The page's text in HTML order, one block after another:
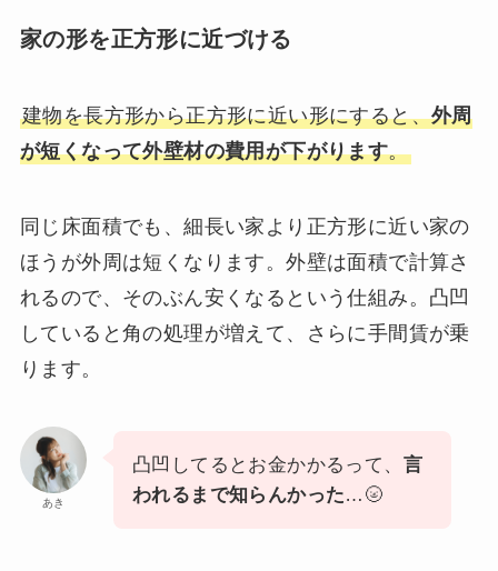
家の形を正方形に近づける
建物を長方形から正方形に近い形にすると、外周
が短くなって外壁材の費用が下がります。
同じ床面積でも、細長い家より正方形に近い家の
ほうが外周は短くなります。外壁は面積で計算さ
れるので、そのぶん安くなるという仕組み。凸凹
していると角の処理が増えて、さらに手間賃が乗
ります。
あき
凸凹してるとお金かかるって、 言
われるまで知らんかった…🌝